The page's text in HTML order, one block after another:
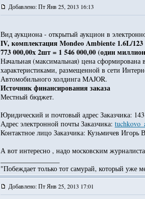
Добавлено: Пт Янв 25, 2013 16:13
Вид аукциона - открытый аукцион в
IV, комплектация Mondeo Ambiente 1.6L/
773 000,00х 2шт = 1 546 000,00 (один
Начальная (максимальная) цена
характеристиками, размещенной в сети
Автомобильного холдинга MAJOR.
Источник финансирования заказа
Местный бюджет.
Юридический и почтовый адрес Заказчика:
Адрес электронной почты Заказчика:
Контактное лицо Заказчика: Кузьмичев Игорь
А вот интересно , надо московским
"Побеждает только тот самурай, который уже
Добавлено: Пт Янв 25, 2013 17:01